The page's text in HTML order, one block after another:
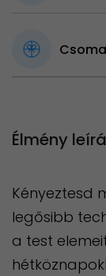
Élmény
Kényeztesd
legősibb
a test